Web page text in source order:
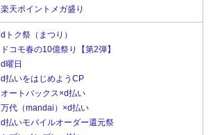
楽天ポイントメガ盛り
dトク祭（まつり）
ドコモ春の10億祭り【第2弾】
d曜日
d払いをはじめようCP
オートバックス×d払い
万代（mandai）×d払い
d払いモバイルオーダー還元祭